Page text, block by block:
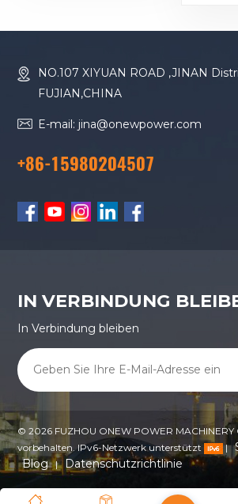
NO.107 XIYUAN ROAD ,JINAN
FUJIAN,CHINA
E-mail: jina@onewpower.com
+86-15980204507
IN VERBINDUNG
In Verbindung bleiben
© 2026 FUZHOU ONEW POWER MACHINERY
vorbehalten. IPv6-Netzwerk unterstützt
|
Blog | Datenschutzrichtlinie